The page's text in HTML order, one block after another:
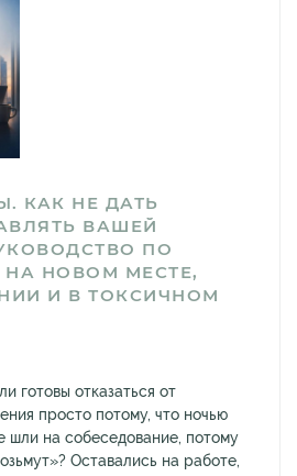
КАК НЕ ДАТЬ
ВАШЕЙ
ПО
НОВОМ МЕСТЕ,
И В ТОКСИЧНОМ
готовы отказаться от
просто потому, что ночью
шли на собеседование, потому
Оставались на работе,